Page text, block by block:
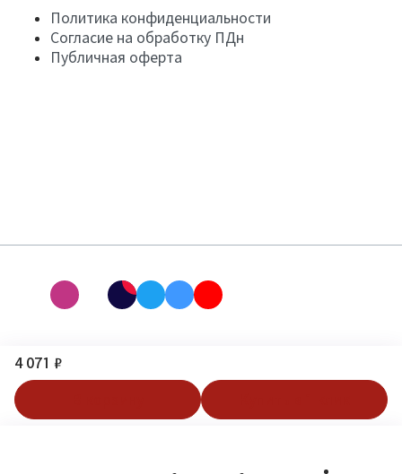
4 071 ₽
Политика конфиденциальности
Согласие на обработку ПДн
Публичная оферта